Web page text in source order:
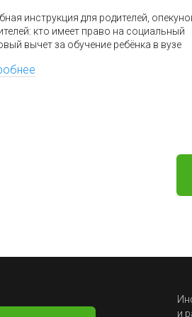
инструкция для родителей,
кто имеет право на социальный
вычет за обучение ребёнка в вузе
и